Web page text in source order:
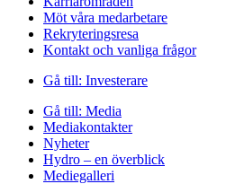
Möt våra medarbetare
Rekryteringsresa
Kontakt och vanliga frågor
Gå till: Investerare
Gå till: Media
Mediakontakter
Nyheter
Hydro – en överblick
Mediegalleri